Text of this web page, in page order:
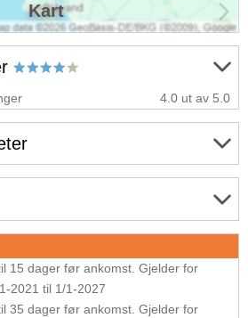
4.0 ut av 5.0
15 dager før ankomst. Gjelder for
2021 til 1/1-2027
35 dager før ankomst. Gjelder for
Kart